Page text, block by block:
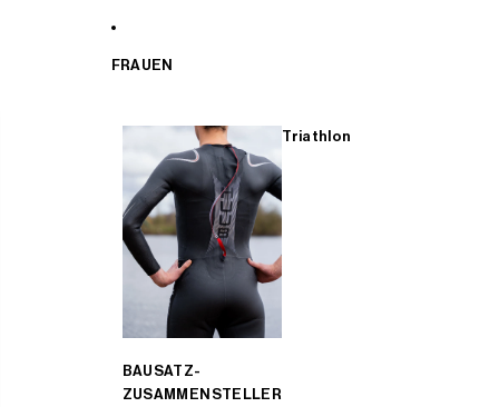
FRAUEN
Triathlon
BAUSATZ-
ZUSAMMENSTELLER